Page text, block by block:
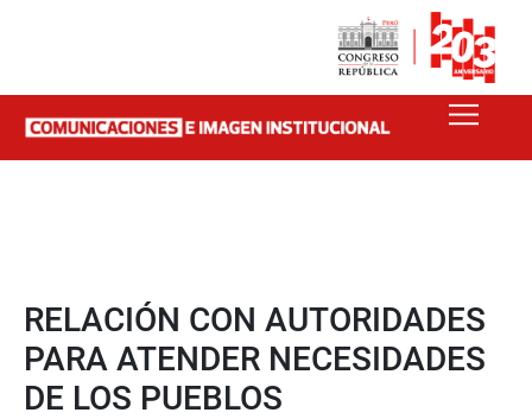
RELACIÓN CON AUTORIDADES
PARA ATENDER NECESIDADES
DE LOS PUEBLOS